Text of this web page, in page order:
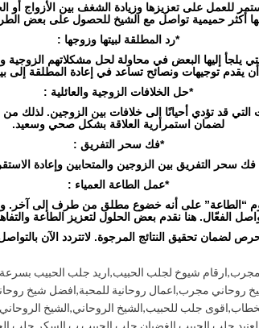
للعمل على تعزيزها وزيادة الشغف بين الأزواج أو
أكثر حميمية تواصل مع الشيخ للحصول على بعض الطرق
*رد المطلقة لبيتها وزوجها :
يلجأ إليها البعض في محاولة لحل مشكلاتهم
يقدم توجيهات ونصائح تساعد في إعادة المطلقة إلى
*حل الخلافات الزوجية والعائلية :
التي قد تؤدي أحيانًا إلى خلافات بين الزوجين. لذلك
لضمان استمرارية العلاقة بشكل صحي وسعيد.
*فك سحر التفريق :
سحر التفريق بين الزوجين والمتحابين وإعادة
*عمل الطاعة العمياء :
“الطاعة” على أنه خضوع مطلق من طرف إلى آخر.
الفعّال. هنا نقدم بعض الحلول لتعزيز الطاعة
لضمان تحقيق النتائج المرجوة. لاتتردد الآن
مجرب,ارقام شيوخ لجلب الحبيب,اريد جلب الحبيب بسرعة
روحاني مجرب,اعمال روحانية للمحبة,افضل شيخ
,اقوى جلب للحبيب,الشيخ الروحاني,الشيخ